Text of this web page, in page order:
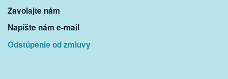
Zavolajte nám
Napíšte nám e-mail
Odstúpenie od zmluvy